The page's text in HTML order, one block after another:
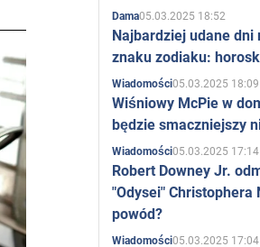
Dama05.03.2025 18:52
Najbardziej udane
znaku zodiaku:
Wiadomości05.03.2025 18:09
Wiśniowy McPie w
będzie smaczniejszy
Wiadomości05.03.2025 17:14
Robert Downey Jr.
"Odysei" Christophera
powód?
Wiadomości05.03.2025 17:04